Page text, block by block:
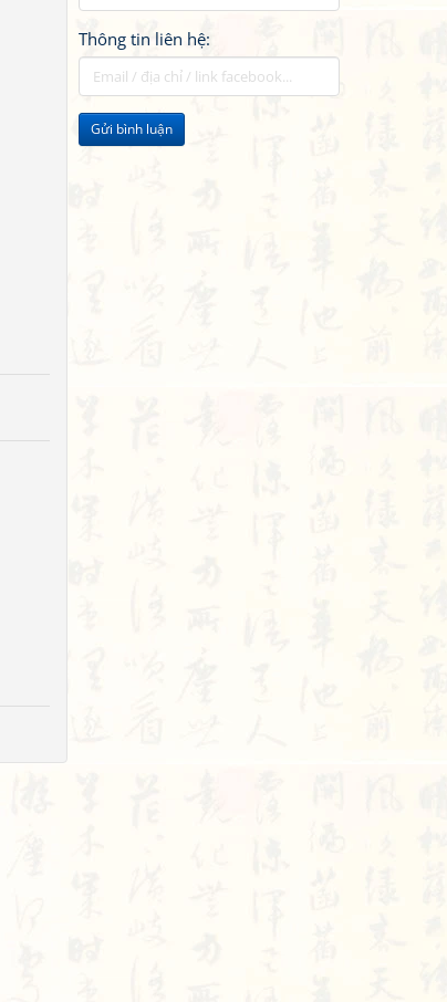
Thông tin liên hệ:
Gửi bình luận